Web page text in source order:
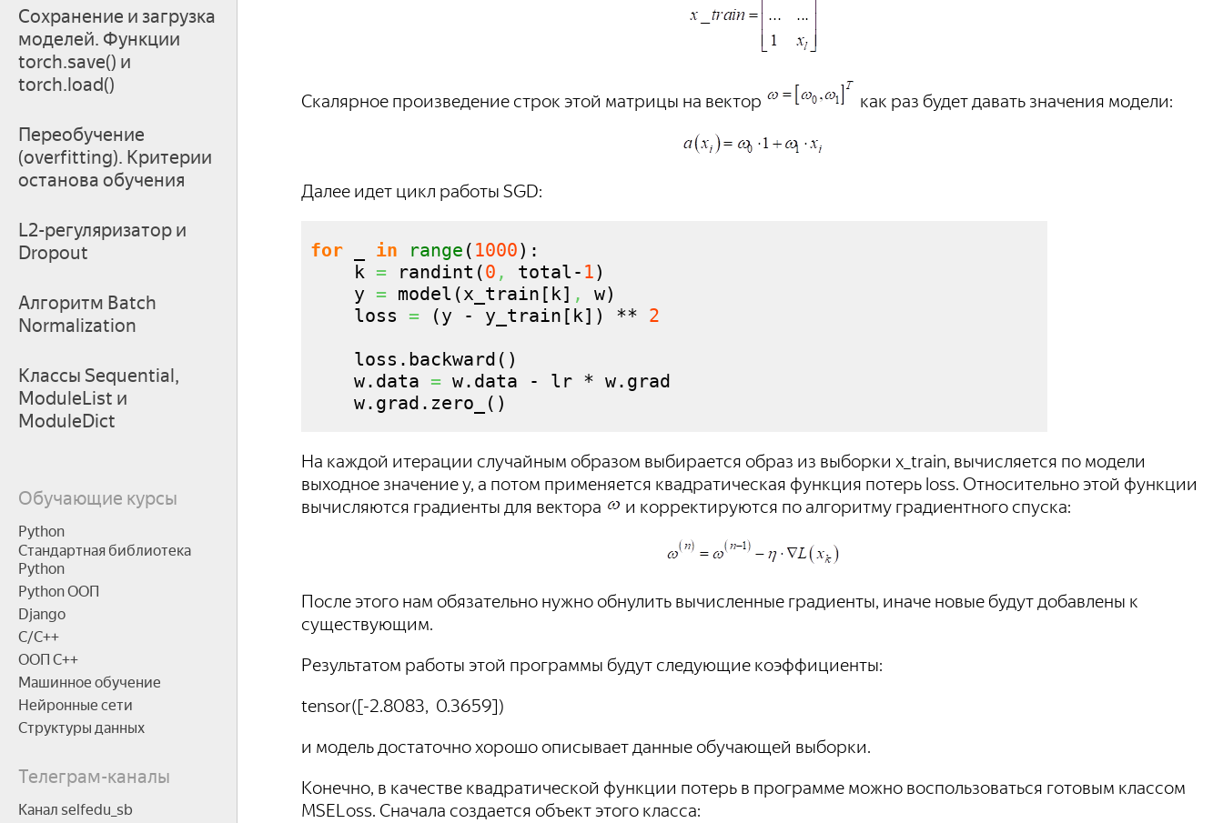
Сохранение и загрузка
моделей. Функции
torch.save() и
torch.load()
Переобучение
(overfitting). Критерии
останова обучения
L2-регуляризатор и
Dropout
Алгоритм Batch
Normalization
Классы Sequential,
ModuleList и
ModuleDict
Обучающие курсы
Python
Стандартная библиотека
Python
Python ООП
Django
C/C++
ООП C++
Машинное обучение
Нейронные сети
Структуры данных
Телеграм-каналы
Канал selfedu_sb
Скалярное произведение строк этой матрицы на вектор как раз будет давать значения модели:
Далее идет цикл работы SGD:
for in range ( 1000) :
k = randint (0 , total- 1)
y = model (x_train [ k] , w)
loss = (y - y_train [ k] ) ** 2
loss. backward ( )
w. data = w. data - lr * w. grad
w. grad . zero_ ( )
На каждой итерации случайным образом выбирается образ из выборки x_train, вычисляется по модели
выходное значение y, а потом применяется квадратическая функция потерь loss. Относительно этой функции
вычисляются градиенты для вектора
и корректируются по алгоритму градиентного спуска:
После этого нам обязательно нужно обнулить вычисленные градиенты, иначе новые будут добавлены к
существующим.
Результатом работы этой программы будут следующие коэффициенты:
tensor([-2.8083, 0.3659])
и модель достаточно хорошо описывает данные обучающей выборки.
Конечно, в качестве квадратической функции потерь в программе можно воспользоваться готовым классом
MSELoss. Сначала создается объект этого класса: